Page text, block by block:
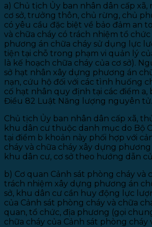
a) Chủ tịch Ủy ban nhân dân cấp
cơ sở, trưởng thôn, chủ rừng, chủ
có yêu cầu đặc biệt về bảo đảm an
và chữa cháy có trách nhiệm tổ
phương án chữa cháy sử dụng lực
tiện tại chỗ trong phạm vi quản lý
là kế hoạch chữa cháy của cơ sở).
sở hạt nhân xây dựng phương án
nạn, cứu hộ đối với các tình huống
cố hạt nhân quy định tại các điểm a,
Điều 82 Luật Năng lượng nguyên tử.
Chủ tịch Ủy ban nhân dân cấp xã,
khu dân cư thuộc danh mục do Bộ
tại điểm b khoản này phối hợp với
cháy và chữa cháy xây dựng
khu dân cư, cơ sở theo hướng dẫn
b) Cơ quan Cảnh sát phòng cháy và
trách nhiệm xây dựng phương án
sở, khu dân cư cần huy động lực
của Cảnh sát phòng cháy và chữa
quan, tổ chức, địa phương (gọi
chữa cháy của Cảnh sát phòng cháy